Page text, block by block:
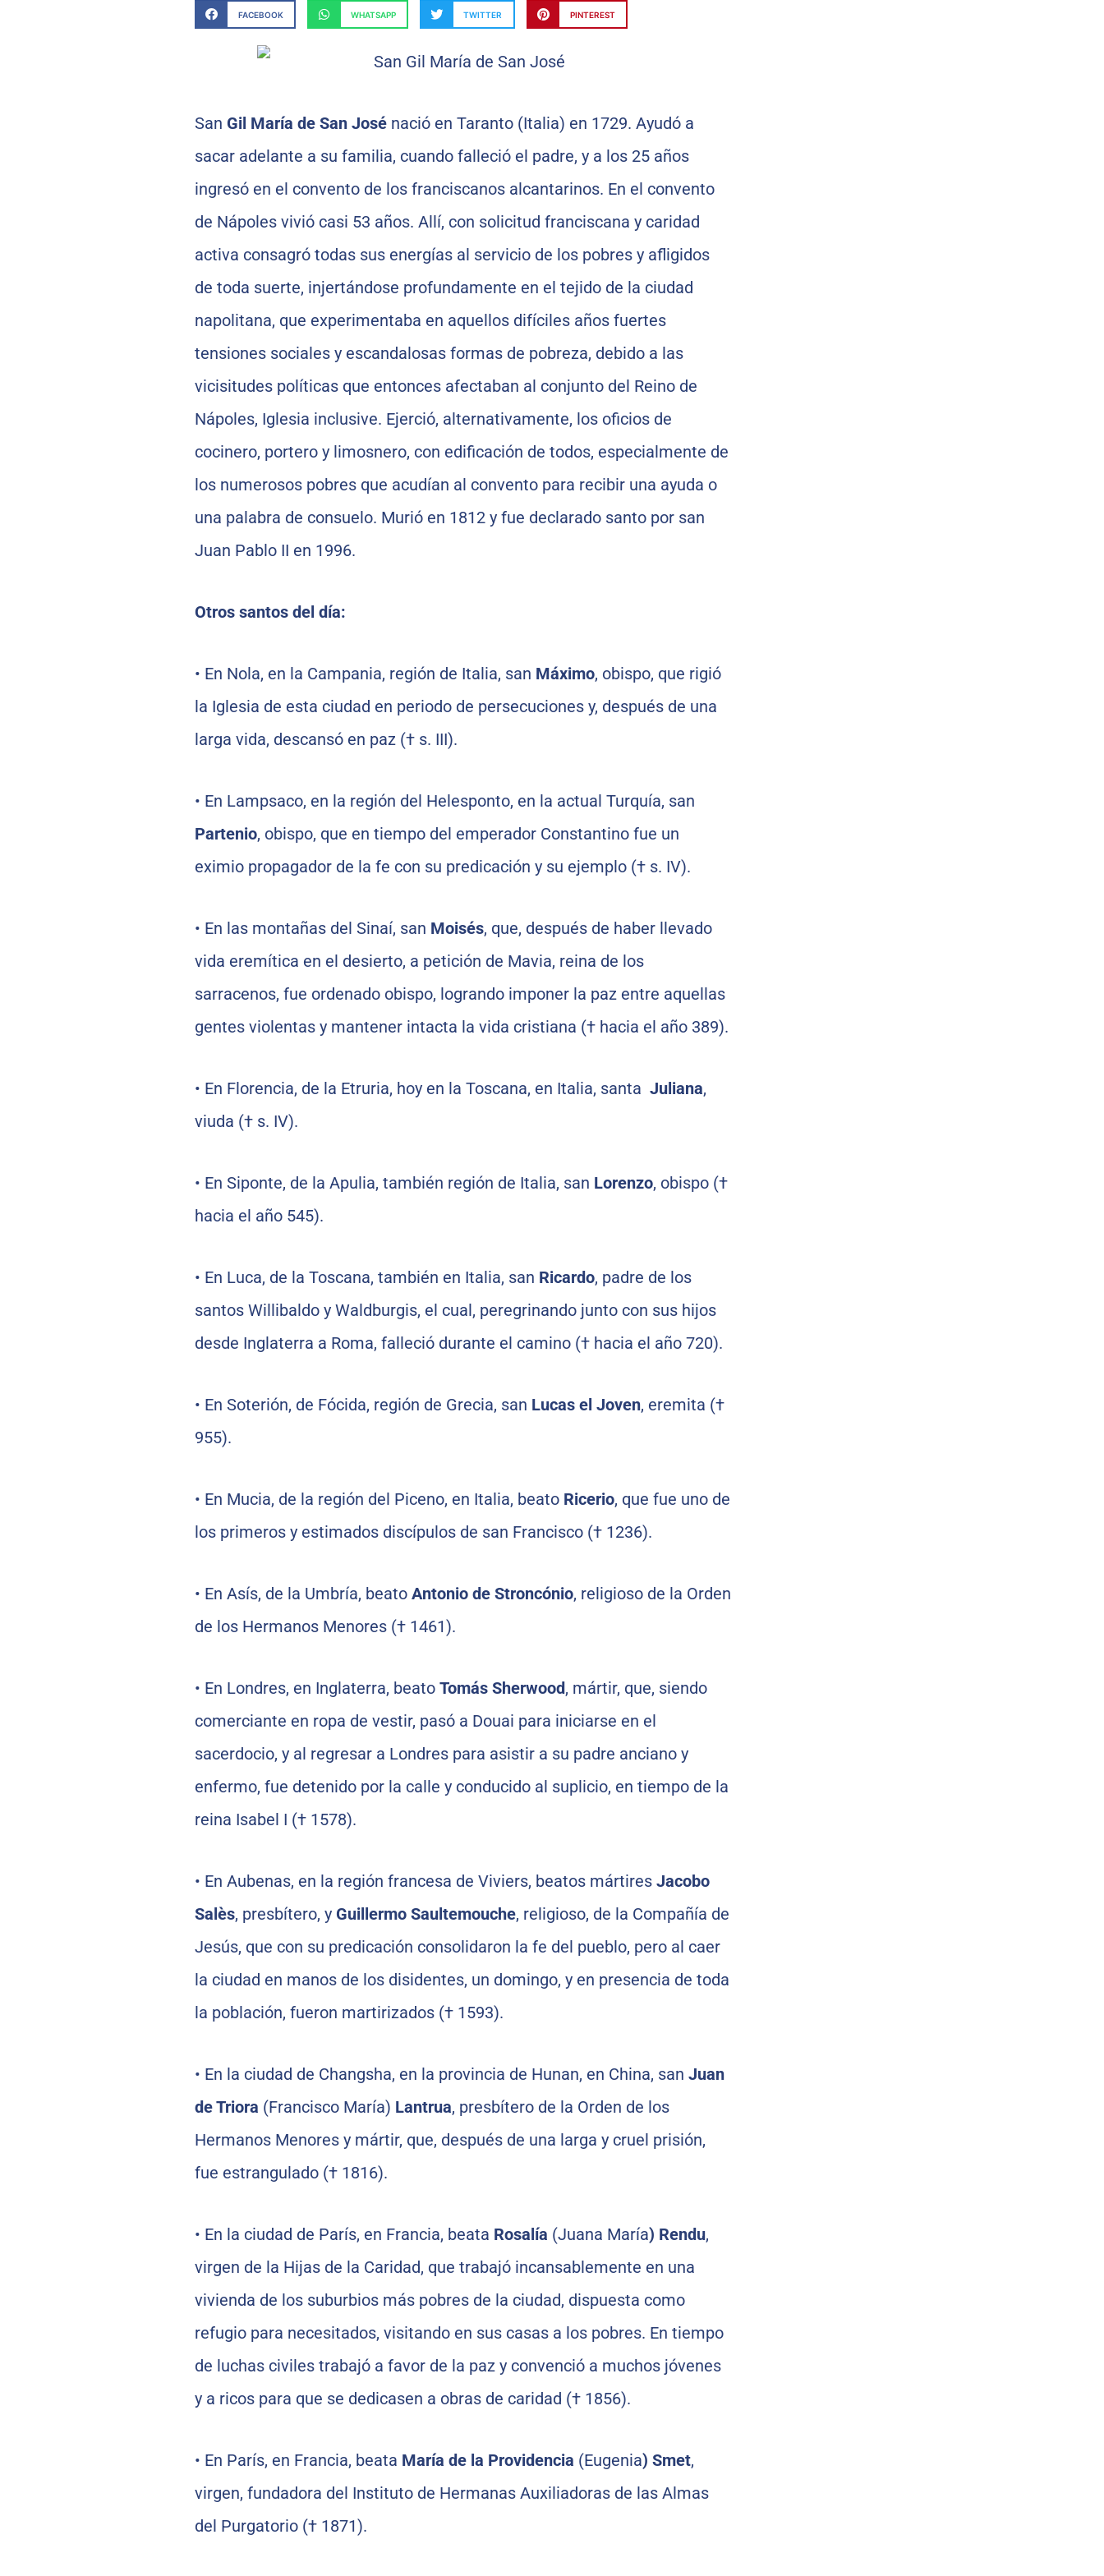
FACEBOOK WHATSAPP TWITTER PINTEREST
San Gil María de San Josénació en Taranto (Italia) en 1729. Ayudó a
sacar adelante a su familia, cuando falleció el padre, y a los 25 años
ingresó en el convento de los franciscanos alcantarinos. En el convento
de Nápoles vivió casi 53 años. Allí, con solicitud franciscana y caridad
activa consagró todas sus energías al servicio de los pobres y afligidos
de toda suerte, injertándose profundamente en el tejido de la ciudad
napolitana, que experimentaba en aquellos difíciles años fuertes
tensiones sociales y escandalosas formas de pobreza, debido a las
vicisitudes políticas que entonces afectaban al conjunto del Reino de
Nápoles, Iglesia inclusive. Ejerció, alternativamente, los oficios de
cocinero, portero y limosnero, con edificación de todos, especialmente de
los numerosos pobres que acudían al convento para recibir una ayuda o
una palabra de consuelo. Murió en 1812 y fue declarado santo por san
Juan Pablo II en 1996.
Otros santos del día:
• En Nola, en la Campania, región de Italia, san Máximo, obispo, que rigió
la Iglesia de esta ciudad en periodo de persecuciones y, después de una
larga vida, descansó en paz († s. III).
• En Lampsaco, en la región del Helesponto, en la actual Turquía, san
Partenio, obispo, que en tiempo del emperador Constantino fue un
eximio propagador de la fe con su predicación y su ejemplo († s. IV).
• En las montañas del Sinaí, san Moisés, que, después de haber llevado
vida eremítica en el desierto, a petición de Mavia, reina de los
sarracenos, fue ordenado obispo, logrando imponer la paz entre aquellas
gentes violentas y mantener intacta la vida cristiana († hacia el año 389).
• En Florencia, de la Etruria, hoy en la Toscana, en Italia, santa Juliana,
viuda († s. IV).
• En Siponte, de la Apulia, también región de Italia, san Lorenzo, obispo (†
hacia el año 545).
• En Luca, de la Toscana, también en Italia, san Ricardo, padre de los
santos Willibaldo y Waldburgis, el cual, peregrinando junto con sus hijos
desde Inglaterra a Roma, falleció durante el camino († hacia el año 720).
• En Soterión, de Fócida, región de Grecia, san Lucas el Joven, eremita (†
955).
• En Mucia, de la región del Piceno, en Italia, beato Ricerio, que fue uno de
los primeros y estimados discípulos de san Francisco († 1236).
• En Asís, de la Umbría, beato Antonio de Stroncónio, religioso de la Orden
de los Hermanos Menores († 1461).
• En Londres, en Inglaterra, beato Tomás Sherwood, mártir, que, siendo
comerciante en ropa de vestir, pasó a Douai para iniciarse en el
sacerdocio, y al regresar a Londres para asistir a su padre anciano y
enfermo, fue detenido por la calle y conducido al suplicio, en tiempo de la
reina Isabel I († 1578).
• En Aubenas, en la región francesa de Viviers, beatos mártiresJacobo
Salès, presbítero, y Guillermo Saultemouche, religioso, de la Compañía de
Jesús, que con su predicación consolidaron la fe del pueblo, pero al caer
la ciudad en manos de los disidentes, un domingo, y en presencia de toda
la población, fueron martirizados († 1593).
• En la ciudad de Changsha, en la provincia de Hunan, en China, san Juan
de Triora (Francisco María) Lantrua, presbítero de la Orden de los
Hermanos Menores y mártir, que, después de una larga y cruel prisión,
fue estrangulado († 1816).
• En la ciudad de París, en Francia, beata Rosalía (Juana María) Rendu,
virgen de la Hijas de la Caridad, que trabajó incansablemente en una
vivienda de los suburbios más pobres de la ciudad, dispuesta como
refugio para necesitados, visitando en sus casas a los pobres. En tiempo
de luchas civiles trabajó a favor de la paz y convenció a muchos jóvenes
y a ricos para que se dedicasen a obras de caridad († 1856).
• En París, en Francia, beata María de la Providencia (Eugenia) Smet,
virgen, fundadora del Instituto de Hermanas Auxiliadoras de las Almas
del Purgatorio († 1871).